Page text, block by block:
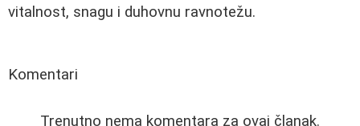
vitalnost, snagu i duhovnu ravnotežu.
Komentari
Trenutno nema komentara za ovaj članak.